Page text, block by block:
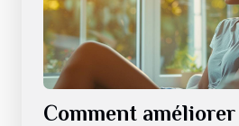
Comment